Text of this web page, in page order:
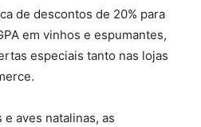
de descontos de 20% para
em vinhos e espumantes,
especiais tanto nas lojas
aves natalinas, as